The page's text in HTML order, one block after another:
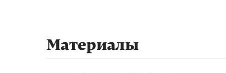
Материалы